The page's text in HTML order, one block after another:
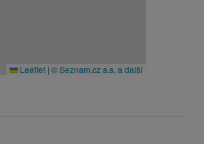
Leaflet | © Seznam.cz a.s. a další